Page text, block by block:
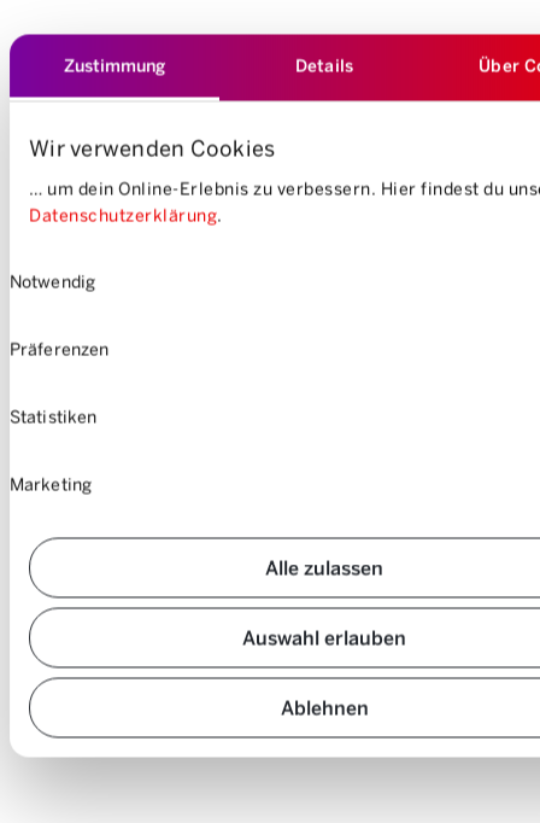
Zustimmung Details Über
Wir verwenden Cookies
… um dein Online-Erlebnis zu verbessern. Hier findest du
Datenschutzerklärung.
Notwendig
Präferenzen
Statistiken
Marketing
Alle zulassen
Auswahl erlauben
Ablehnen